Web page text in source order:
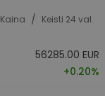
Kaina / Keisti 24 val.
56285.00 EUR
+0.20%